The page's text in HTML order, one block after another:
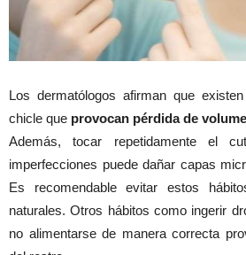
Los dermatólogos afirman que existen
chicle que provocan pérdida de
Además, tocar repetidamente el
imperfecciones puede dañar capas
Es recomendable evitar estos
naturales. Otros hábitos como ingerir
no alimentarse de manera correcta